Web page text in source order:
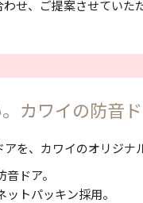
せ、ご提案させていた
カワイの防音
を、カワイのオリジナ
ドア。
トパッキン採用。